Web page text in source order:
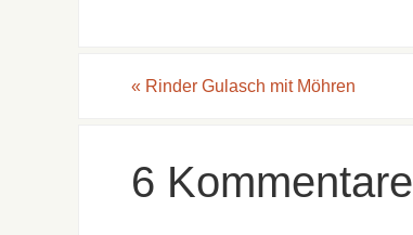
« Rinder Gulasch mit Möhren
6 Kommentare